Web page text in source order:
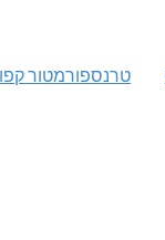
טרנספורמטור